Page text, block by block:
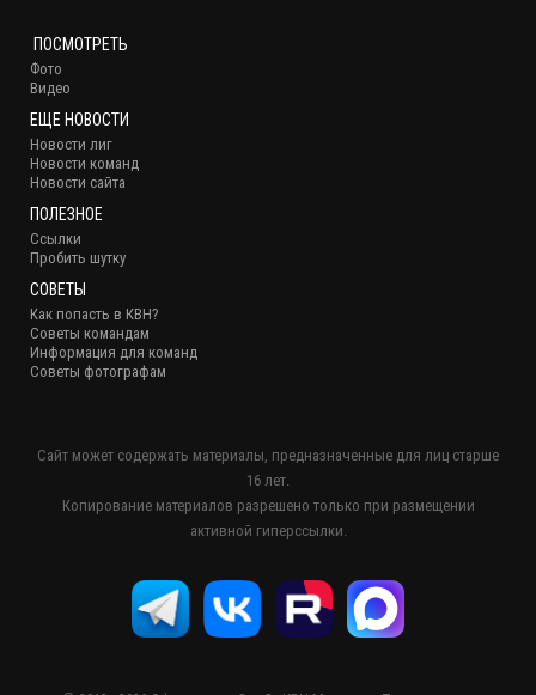
ПОСМОТРЕТЬ
Фото
Видео
ЕЩЕ НОВОСТИ
Новости лиг
Новости команд
Новости сайта
ПОЛЕЗНОЕ
Ссылки
Пробить шутку
СОВЕТЫ
Как попасть в КВН?
Советы командам
Информация для команд
Советы фотографам
Сайт может содержать материалы, предназначенные для лиц старше
16 лет.
Копирование материалов разрешено только при размещении
активной гиперссылки.